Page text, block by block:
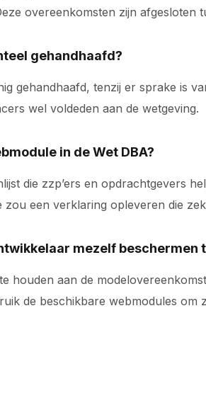
overeenkomsten zijn afgesloten
gehandhaafd?
gehandhaafd, tenzij er sprake is
wel voldeden aan de wetgeving.
in de Wet DBA?
die zzp’ers en opdrachtgevers
zou een verklaring opleveren die
mezelf
houden aan de
de beschikbare webmodules om